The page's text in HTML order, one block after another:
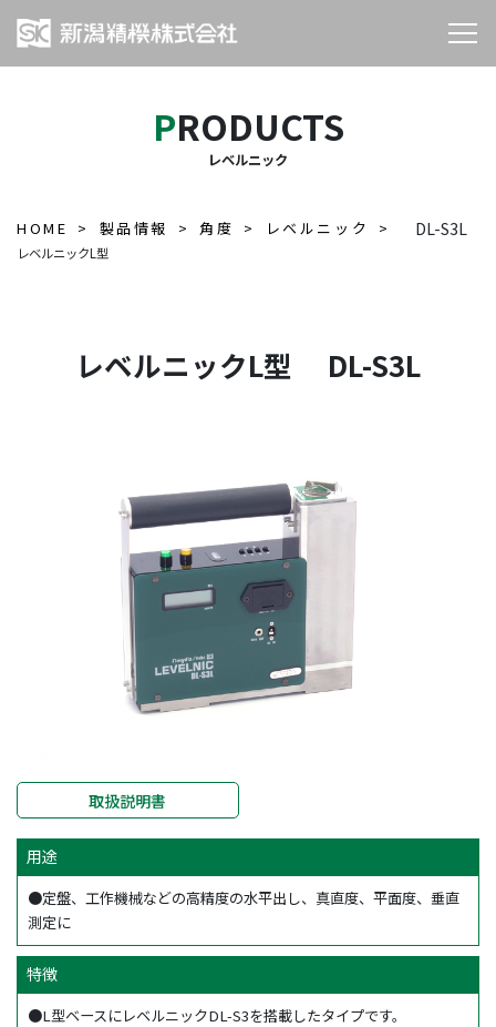
PRODUCTS
レベルニック
HOME 製品情報 角度 レベルニック
レベルニックL型
DL-S3L
レベルニックL型 DL-S3L
取扱説明書
用途
●定盤、工作機械などの高精度の水平出し、真直度、平面度、垂直
測定に
特徴
●L型ベースにレベルニックDL-S3を搭載したタイプです。